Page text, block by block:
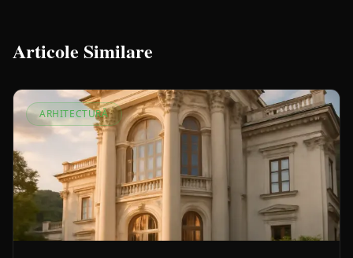
Articole Similare
ARHITECTURĂ